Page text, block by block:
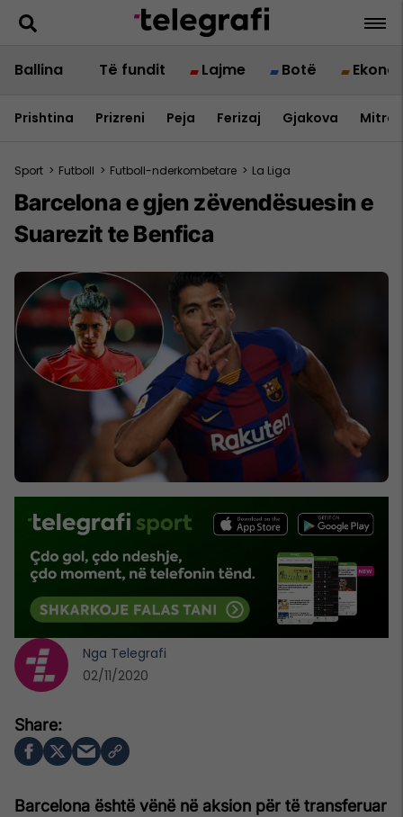
Ballina Të fundit Lajme Botë
Prishtina Prizreni Peja Ferizaj Gjakova
Sport > Futboll > Futboll-nderkombetare > La Liga
Barcelona e gjen zëvendësuesin e
Suarezit te Benfica
Barcelona është vënë në aksion për të transferuar
Nga Telegrafi
02/11/2020